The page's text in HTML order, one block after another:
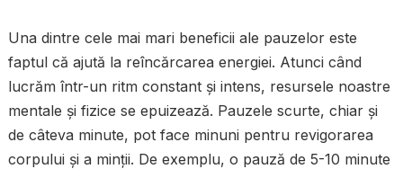
Una dintre cele mai mari beneficii ale pauzelor este
faptul că ajută la reîncărcarea energiei. Atunci când
lucrăm într-un ritm constant și intens, resursele noastre
mentale și fizice se epuizează. Pauzele scurte, chiar și
de câteva minute, pot face minuni pentru revigorarea
corpului și a minții. De exemplu, o pauză de 5-10 minute